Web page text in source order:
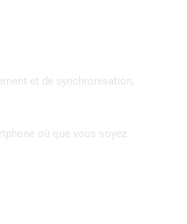
et de synchronisation,
où que vous soyez.